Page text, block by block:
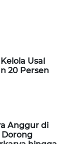
Usai
20 Persen
Anggur di
Dorong